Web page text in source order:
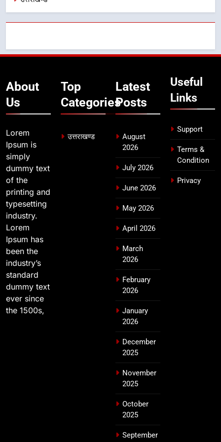
भारी बारिश का अलर्ट! 6 अगस्त को
About
Us
Lorem
Ipsum is
simply
dummy text
of the
printing and
typesetting
industry.
Lorem
Ipsum has
been the
industry’s
standard
dummy text
ever since
the 1500s,
Top
Categories
उत्तराखण्ड
Latest
Posts
August
2026
July 2026
June 2026
May 2026
April 2026
March
2026
February
2026
January
2026
December
2025
November
2025
October
2025
September
Useful
Links
Support
Terms &
Condition
Privacy